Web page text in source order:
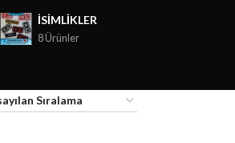
ISIMLIKLER
8 Ürünler